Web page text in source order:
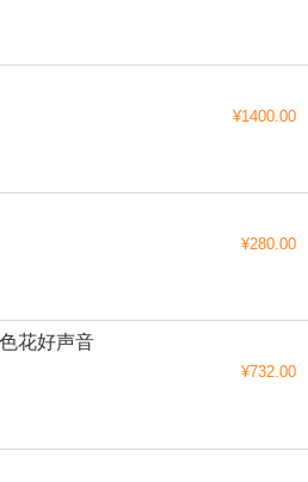
¥1400.00
¥280.00
花好声音
¥732.00